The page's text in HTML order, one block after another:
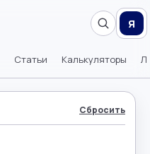
Статьи Калькуляторы
Я
Сбросить